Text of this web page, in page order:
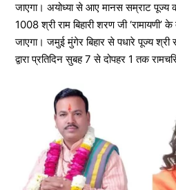
जाएगा। अयोध्या से आए मानस सम्राट पूज्य
1008 श्री राम बिहारी शरण जी ‘रामायणी’ के
जाएगा। जमुई मुंगेर बिहार से पधारे पूज्य
द्वारा प्रतिदिन सुबह 7 से दोपहर 1 तक